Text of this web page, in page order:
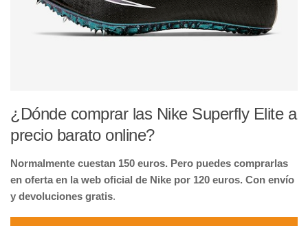
¿Dónde comprar las Nike Superfly Elite a
precio barato online?
Normalmente cuestan 150 euros. Pero puedes comprarlas
en oferta en la web oficial de Nike por 120 euros. Con envío
y devoluciones gratis.